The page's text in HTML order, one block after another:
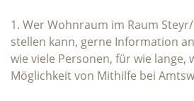
1. Wer Wohnraum im Raum
stellen kann, gerne Information
wie viele Personen, für wie lange,
Möglichkeit von Mithilfe bei